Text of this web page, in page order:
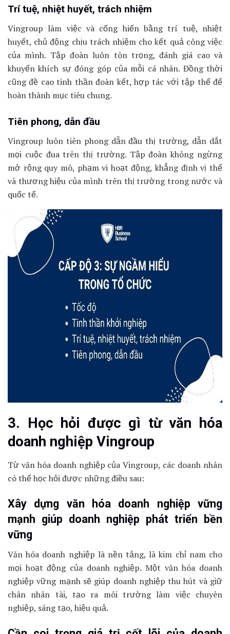
Trí tuệ, nhiệt huyết, trách nhiệm
Vingroup làm việc và cống hiến bằng trí tuệ, nhiệt
huyết, chủ động chịu trách nhiệm cho kết quả công việc
của mình. Tập đoàn luôn tôn trọng, đánh giá cao và
khuyến khích sự đóng góp của mỗi cá nhân. Đồng thời
cũng đề cao tinh thần đoàn kết, hợp tác với tập thể để
hoàn thành mục tiêu chung.
Tiên phong, dẫn đầu
Vingroup luôn tiên phong dẫn đầu thị trường, dẫn dắt
mọi cuộc đua trên thị trường. Tập đoàn không ngừng
mở rộng quy mô, phạm vi hoạt động, khẳng định vị thế
và thương hiệu của mình trên thị trường trong nước và
quốc tế.
3. Học hỏi được gì từ văn hóa
doanh nghiệp Vingroup
Từ văn hóa doanh nghiệp của Vingroup, các doanh nhân
có thể học hỏi được những điều sau:
Xây dựng văn hóa doanh nghiệp vững
mạnh giúp doanh nghiệp phát triển bền
vững
Văn hóa doanh nghiệp là nền tảng, là kim chỉ nam cho
mọi hoạt động của doanh nghiệp. Một văn hóa doanh
nghiệp vững mạnh sẽ giúp doanh nghiệp thu hút và giữ
chân nhân tài, tạo ra môi trường làm việc chuyên
nghiệp, sáng tạo, hiệu quả.